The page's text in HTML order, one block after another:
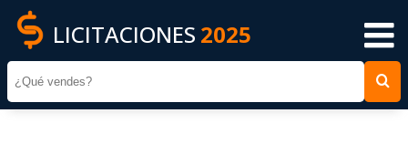
LICITACIONES 2025